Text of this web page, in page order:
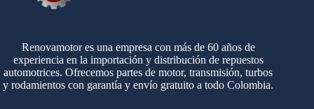
Renovamotor es una empresa con más de 60 años de
experiencia en la importación y distribución de repuestos
automotrices. Ofrecemos partes de motor, transmisión, turbos
y rodamientos con garantía y envío gratuito a todo Colombia.